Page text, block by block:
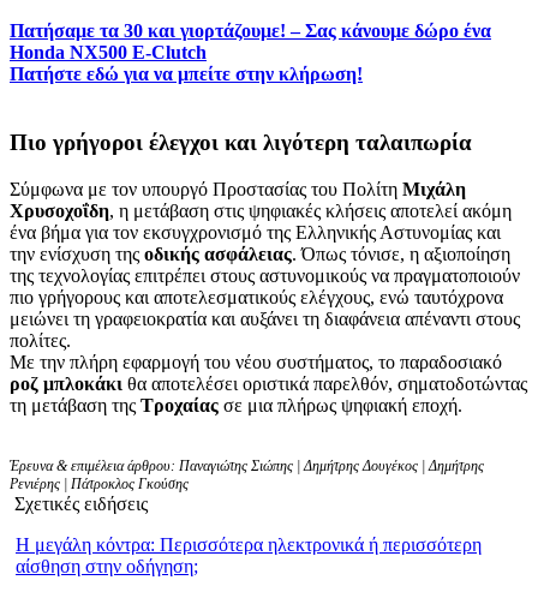
Πατήσαμε τα 30 και γιορτάζουμε! – Σας κάνουμε δώρο ένα
Honda NX500 E-Clutch
Πατήστε εδώ για να μπείτε στην κλήρωση!
Πιο γρήγοροι έλεγχοι και λιγότερη ταλαιπωρία
Σύμφωνα με τον υπουργό Προστασίας του Πολίτη Μιχάλη
Χρυσοχοΐδη, η μετάβαση στις ψηφιακές κλήσεις αποτελεί ακόμη
ένα βήμα για τον εκσυγχρονισμό της Ελληνικής Αστυνομίας και
την ενίσχυση της οδικής ασφάλειας. Όπως τόνισε, η αξιοποίηση
της τεχνολογίας επιτρέπει στους αστυνομικούς να πραγματοποιούν
πιο γρήγορους και αποτελεσματικούς ελέγχους, ενώ ταυτόχρονα
μειώνει τη γραφειοκρατία και αυξάνει τη διαφάνεια απέναντι στους
πολίτες.
Με την πλήρη εφαρμογή του νέου συστήματος, το παραδοσιακό
ροζ μπλοκάκι θα αποτελέσει οριστικά παρελθόν, σηματοδοτώντας
τη μετάβαση της Τροχαίας σε μια πλήρως ψηφιακή εποχή.
Έρευνα & επιμέλεια άρθρου: Παναγιώτης Σιώπης | Δημήτρης Δουγέκος | Δημήτρης
Ρενιέρης | Πάτροκλος Γκούσης
Σχετικές ειδήσεις
Η μεγάλη κόντρα: Περισσότερα ηλεκτρονικά ή περισσότερη
αίσθηση στην οδήγηση;